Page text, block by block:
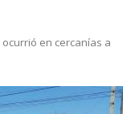
en cercanías a